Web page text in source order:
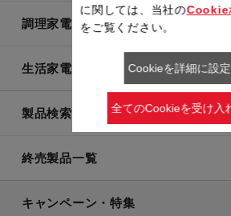
調理家電
生活家電
製品検索一覧
終売製品一覧
キャンペーン・特集
に関しては、当社のCookie
をご覧ください。
Cookieを詳細に設定
全てのCookieを受け入